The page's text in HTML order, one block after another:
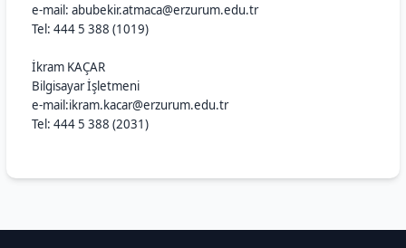
e-mail: abubekir.atmaca@erzurum.edu.tr
Tel: 444 5 388 (1019)
İkram KAÇAR
Bilgisayar İşletmeni
e-mail:ikram.kacar@erzurum.edu.tr
Tel: 444 5 388 (2031)